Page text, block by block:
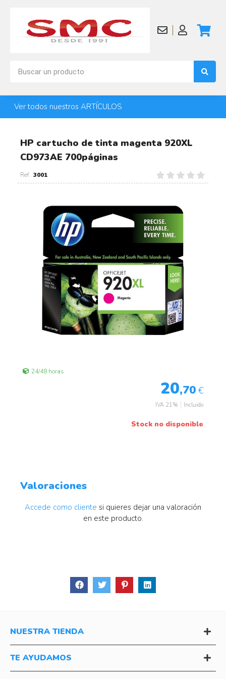
Ver todos nuestros ARTÍCULOS
HP cartucho de tinta magenta 920XL
CD973AE 700páginas
3001
24/48 horas
20,70 €
IVA 21% Incluido
Stock no disponible
Valoraciones
Accede como cliente si quieres dejar una valoración
en este producto.
NUESTRA TIENDA
TE AYUDAMOS